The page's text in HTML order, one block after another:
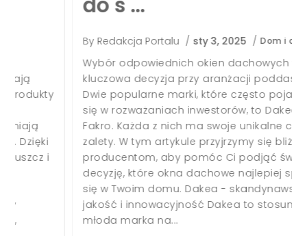
Redakcja Portalu / sty 3, 2025 / Dom i ogród
Wybór odpowiednich okien dachowych to
kluczowa decyzja przy aranżacji poddasza.
Dwie popularne marki, które często pojawiają
się w rozważaniach inwestorów, to Dakea i
Fakro. Każda z nich ma swoje unikalne cechy i
zalety. W tym artykule przyjrzymy się bliżej obu
producentom, aby pomóc Ci podjąć świadomą
decyzję, które okna dachowe najlepiej sprawdzą
się w Twoim domu. Dakea - skandynawska
jakość i innowacyjność Dakea to stosunkowo
młoda marka na...